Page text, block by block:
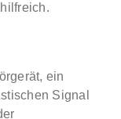
ein
Signal